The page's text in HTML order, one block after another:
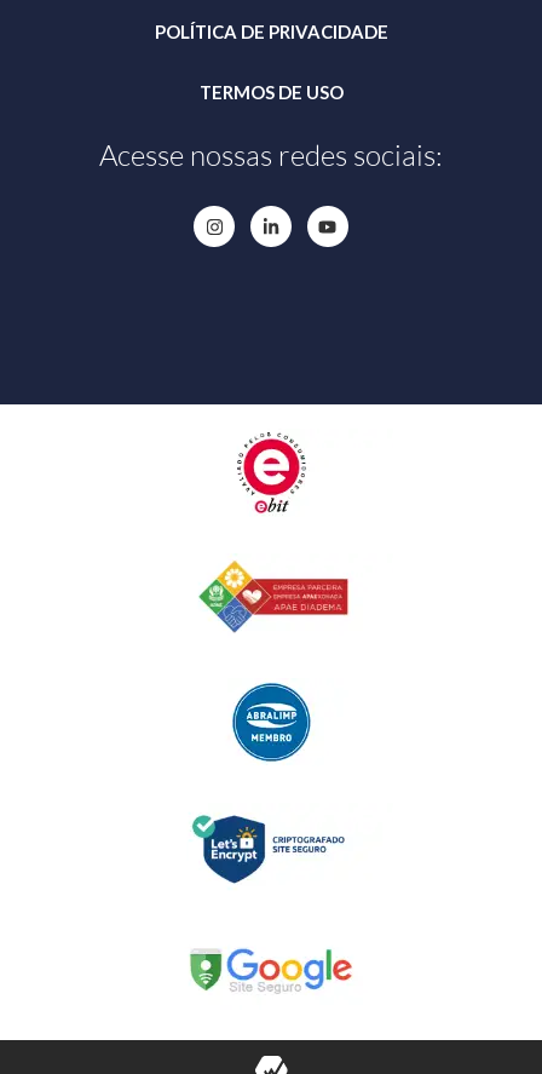
POLÍTICA DE PRIVACIDADE
TERMOS DE USO
Acesse nossas redes sociais: